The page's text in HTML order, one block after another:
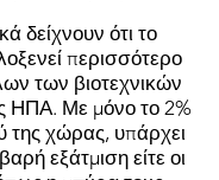
δείχνουν ότι το
περισσότερο
των βιοτεχνικών
ΗΠΑ. Με μόνο το 2%
της χώρας, υπάρχει
εξάτμιση είτε οι